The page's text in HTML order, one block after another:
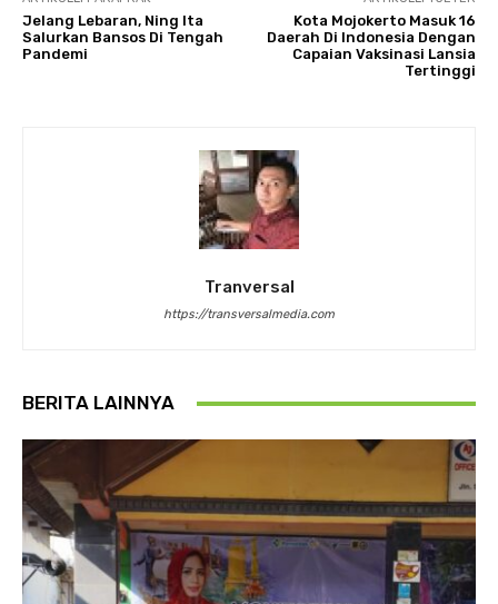
Jelang Lebaran, Ning Ita
Salurkan Bansos Di Tengah
Pandemi
Kota Mojokerto Masuk 16
Daerah Di Indonesia Dengan
Capaian Vaksinasi Lansia
Tertinggi
Tranversal
https://transversalmedia.com
BERITA LAINNYA